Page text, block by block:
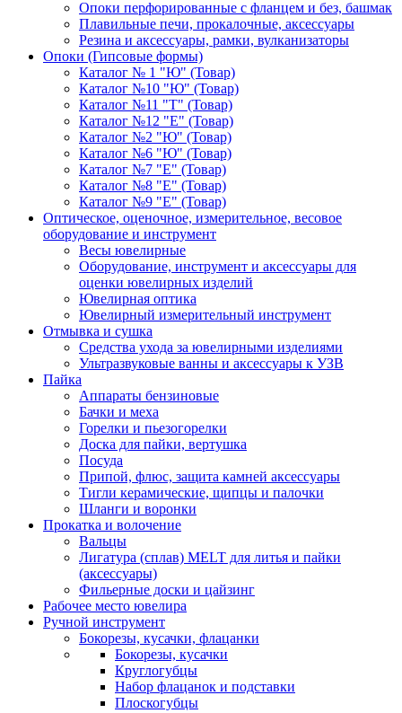
Опоки перфорированные с фланцем и без, башмак
Плавильные печи, прокалочные, аксессуары
Резина и аксессуары, рамки, вулканизаторы
Опоки (Гипсовые формы)
Каталог № 1 "Ю" (Товар)
Каталог №10 "Ю" (Товар)
Каталог №11 "Т" (Товар)
Каталог №12 "Е" (Товар)
Каталог №2 "Ю" (Товар)
Каталог №6 "Ю" (Товар)
Каталог №7 "Е" (Товар)
Каталог №8 "Е" (Товар)
Каталог №9 "Е" (Товар)
Оптическое, оценочное, измерительное, весовое
оборудование и инструмент
Весы ювелирные
Оборудование, инструмент и аксессуары для
оценки ювелирных изделий
Ювелирная оптика
Ювелирный измерительный инструмент
Отмывка и сушка
Средства ухода за ювелирными изделиями
Ультразвуковые ванны и аксессуары к УЗВ
Пайка
Аппараты бензиновые
Бачки и меха
Горелки и пьезогорелки
Доска для пайки, вертушка
Посуда
Припой, флюс, защита камней аксессуары
Тигли керамические, щипцы и палочки
Шланги и воронки
Прокатка и волочение
Вальцы
Лигатура (сплав) MELT для литья и пайки
(аксессуары)
Фильерные доски и цайзинг
Рабочее место ювелира
Ручной инструмент
Бокорезы, кусачки, флацанки
Бокорезы, кусачки
Круглогубцы
Набор флацанок и подставки
Плоскогубцы